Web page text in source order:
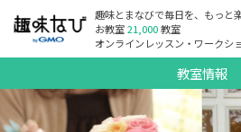
趣味とまなびで毎日を、もっと
お教室21,000教室
オンラインレッスン・ワークシ
教室情報